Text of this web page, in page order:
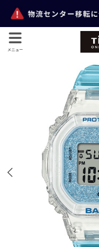
メニュー